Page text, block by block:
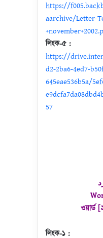
https://
aarchive/Letter-
লিংক-৫ :
https://
d2-2ba6-4ed7-
645eae536b5a/
57
ওয়ার্ড
লিংক-১ :